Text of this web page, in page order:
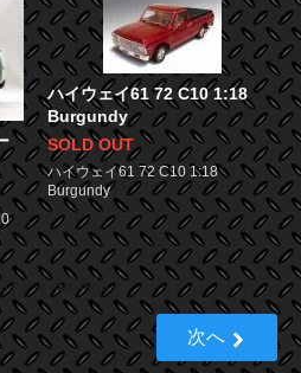
ハイウェイ61 72 C10 1:18
Burgundy
SOLD OUT
ハイウェイ61 72 C10 1:18
Burgundy
中1-12商品
次へ